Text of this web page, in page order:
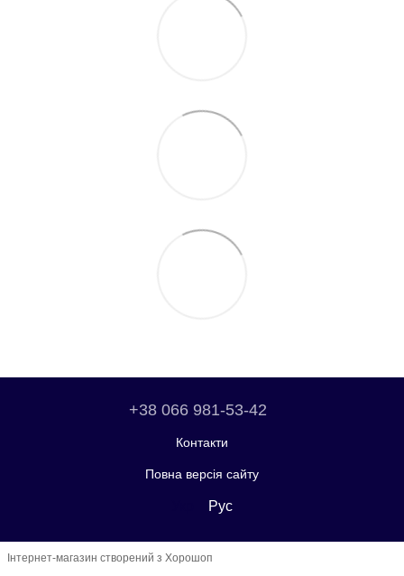
+38 066 981-53-42
Контакти
Повна версія сайту
Рус
Інтернет-магазин створений з Хорошоп